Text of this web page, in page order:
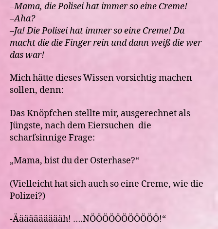
–Mama, die Polisei hat immer so eine Creme!
–Aha?
–Ja! Die Polisei hat immer so eine Creme! Da
macht die die Finger rein und dann weiß die wer
das war!
Mich hätte dieses Wissen vorsichtig machen
sollen, denn:
Das Knöpfchen stellte mir, ausgerechnet als
Jüngste, nach dem Eiersuchen die
scharfsinnige Frage:
„Mama, bist du der Osterhase?“
(Vielleicht hat sich auch so eine Creme, wie die
Polizei?)
-Ääääääääääh! ….NÖÖÖÖÖÖÖÖÖÖÖ!“